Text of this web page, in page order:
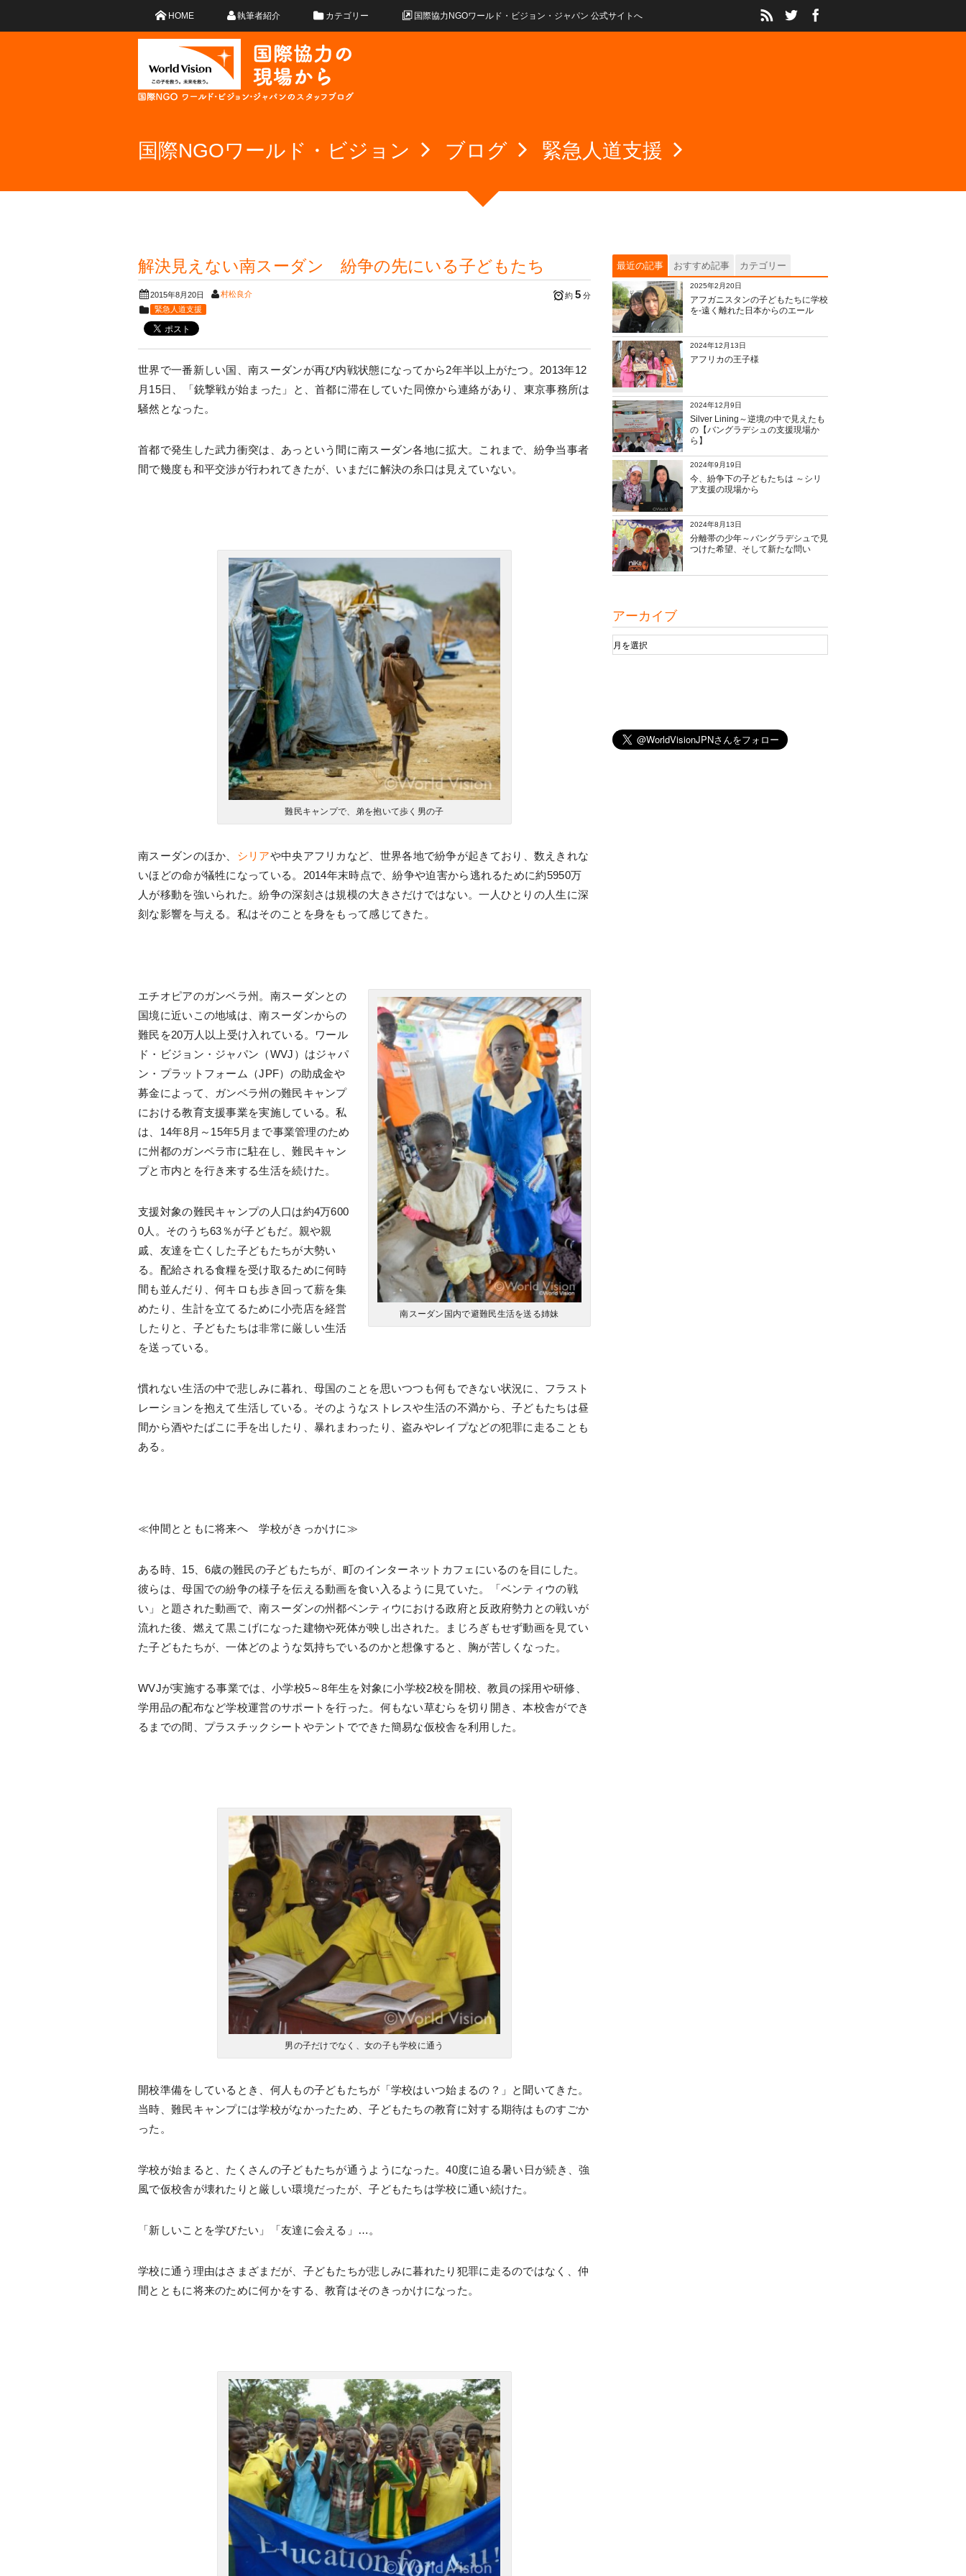
HOME 執筆者紹介 カテゴリー 国際協力NGOワールド・ビジョン・ジャパン 公式サイトへ
国際NGOワールド・ビジョン ブログ 緊急人道支援
解決見えない南スーダン 紛争の先にいる子どもたち
2015年8月20日 村松良介 約 5 分
緊急人道支援
世界で一番新しい国、南スーダンが再び内戦状態になってから2年半以上がたつ。2013年12
月15日、「銃撃戦が始まった」と、首都に滞在していた同僚から連絡があり、東京事務所は
騒然となった。
首都で発生した武力衝突は、あっという間に南スーダン各地に拡大。これまで、紛争当事者
間で幾度も和平交渉が行われてきたが、いまだに解決の糸口は見えていない。
難民キャンプで、弟を抱いて歩く男の子
南スーダンのほか、 シリアや中央アフリカなど、世界各地で紛争が起きており、数えきれな
いほどの命が犠牲になっている。2014年末時点で、紛争や迫害から逃れるために約5950万
人が移動を強いられた。紛争の深刻さは規模の大きさだけではない。一人ひとりの人生に深
刻な影響を与える。私はそのことを身をもって感じてきた。
南スーダン国内で避難民生活を送る姉妹
エチオピアのガンベラ州。南スーダンとの
国境に近いこの地域は、南スーダンからの
難民を20万人以上受け入れている。ワール
ド・ビジョン・ジャパン（WVJ）はジャパ
ン・プラットフォーム（JPF）の助成金や
募金によって、ガンベラ州の難民キャンプ
における教育支援事業を実施している。私
は、14年8月～15年5月まで事業管理のため
に州都のガンベラ市に駐在し、難民キャン
プと市内とを行き来する生活を続けた。
支援対象の難民キャンプの人口は約4万600
0人。そのうち63％が子どもだ。親や親
戚、友達を亡くした子どもたちが大勢い
る。配給される食糧を受け取るために何時
間も並んだり、何キロも歩き回って薪を集
めたり、生計を立てるために小売店を経営
したりと、子どもたちは非常に厳しい生活
を送っている。
慣れない生活の中で悲しみに暮れ、母国のことを思いつつも何もできない状況に、フラスト
レーションを抱えて生活している。そのようなストレスや生活の不満から、子どもたちは昼
間から酒やたばこに手を出したり、暴れまわったり、盗みやレイプなどの犯罪に走ることも
ある。
≪仲間とともに将来へ 学校がきっかけに≫
ある時、15、6歳の難民の子どもたちが、町のインターネットカフェにいるのを目にした。
彼らは、母国での紛争の様子を伝える動画を食い入るように見ていた。「ベンティウの戦
い」と題された動画で、南スーダンの州都ベンティウにおける政府と反政府勢力との戦いが
流れた後、燃えて黒こげになった建物や死体が映し出された。まじろぎもせず動画を見てい
た子どもたちが、一体どのような気持ちでいるのかと想像すると、胸が苦しくなった。
WVJが実施する事業では、小学校5～8年生を対象に小学校2校を開校、教員の採用や研修、
学用品の配布など学校運営のサポートを行った。何もない草むらを切り開き、本校舎ができ
るまでの間、プラスチックシートやテントでできた簡易な仮校舎を利用した。
男の子だけでなく、女の子も学校に通う
開校準備をしているとき、何人もの子どもたちが「学校はいつ始まるの？」と聞いてきた。
当時、難民キャンプには学校がなかったため、子どもたちの教育に対する期待はものすごか
った。
学校が始まると、たくさんの子どもたちが通うようになった。40度に迫る暑い日が続き、強
風で仮校舎が壊れたりと厳しい環境だったが、子どもたちは学校に通い続けた。
「新しいことを学びたい」「友達に会える」…。
学校に通う理由はさまざまだが、子どもたちが悲しみに暮れたり犯罪に走るのではなく、仲
間とともに将来のために何かをする、教育はそのきっかけになった。
最近の記事 おすすめ記事 カテゴリー
2025年2月20日
アフガニスタンの子どもたちに学校
を‐遠く離れた日本からのエール
2024年12月13日
アフリカの王子様
2024年12月9日
Silver Lining～逆境の中で見えたも
の【バングラデシュの支援現場か
ら】
2024年9月19日
今、紛争下の子どもたちは ～シリ
ア支援の現場から
2024年8月13日
分離帯の少年～バングラデシュで見
つけた希望、そして新たな問い
アーカイブ